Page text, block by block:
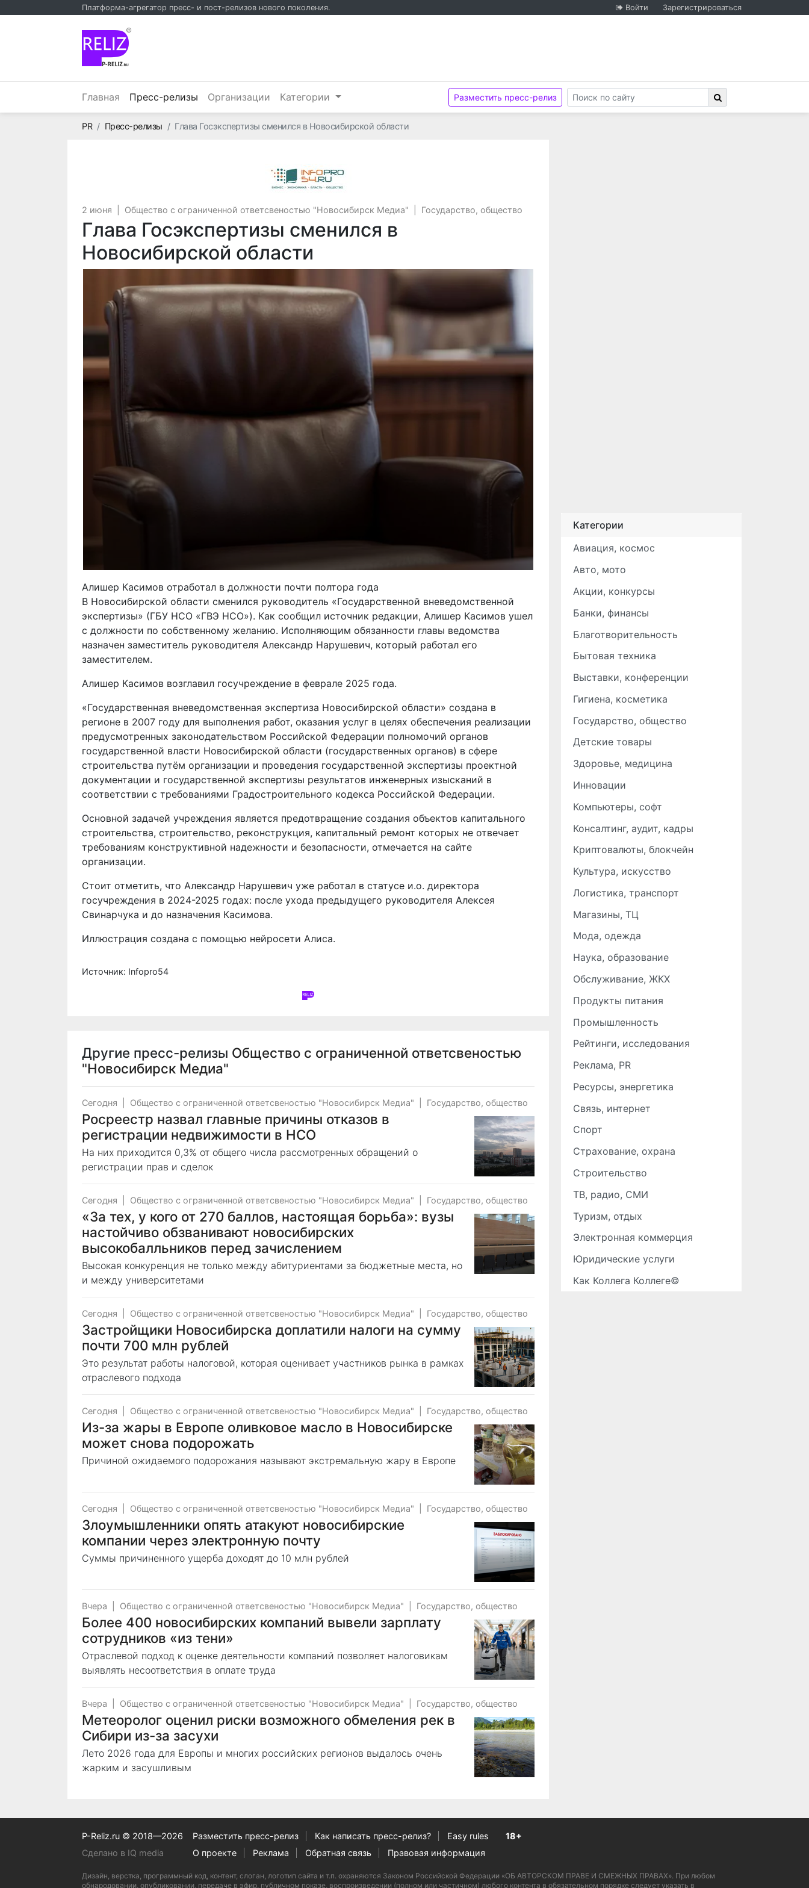
Платформа-агрегатор пресс- и пост-релизов нового поколения. Войти Зарегистрироваться
©
Главная Пресс-релизы (текущий)
Организации Категории Разместить пресс-релиз
PRГлавная
Пресс-релизы Глава Госэкспертизы сменился в Новосибирской области
2 июня Общество с ограниченной ответсвеностью "Новосибирск Медиа" Государство, общество
Глава Госэкспертизы сменился в
Новосибирской области
Алишер Касимов отработал в должности почти полтора года
В Новосибирской области сменился руководитель «Государственной вневедомственной
экспертизы» (ГБУ НСО «ГВЭ НСО»). Как сообщил источник редакции, Алишер Касимов ушел
с должности по собственному желанию. Исполняющим обязанности главы ведомства
назначен заместитель руководителя Александр Нарушевич, который работал его
заместителем.
Алишер Касимов возглавил госучреждение в феврале 2025 года.
«Государственная вневедомственная экспертиза Новосибирской области» создана в
регионе в 2007 году для выполнения работ, оказания услуг в целях обеспечения реализации
предусмотренных законодательством Российской Федерации полномочий органов
государственной власти Новосибирской области (государственных органов) в сфере
строительства путём организации и проведения государственной экспертизы проектной
документации и государственной экспертизы результатов инженерных изысканий в
соответствии с требованиями Градостроительного кодекса Российской Федерации.
Основной задачей учреждения является предотвращение создания объектов капитального
строительства, строительство, реконструкция, капитальный ремонт которых не отвечает
требованиям конструктивной надежности и безопасности, отмечается на сайте
организации.
Стоит отметить, что Александр Нарушевич уже работал в статусе и.о. директора
госучреждения в 2024-2025 годах: после ухода предыдущего руководителя Алексея
Свинарчука и до назначения Касимова.
Иллюстрация создана с помощью нейросети Алиса.
Источник: Infopro54
Другие пресс-релизы Общество с ограниченной ответсвеностью
"Новосибирск Медиа"
Сегодня Общество с ограниченной ответсвеностью "Новосибирск Медиа" Государство, общество
Росреестр назвал главные причины отказов в
регистрации недвижимости в НСО
На них приходится 0,3% от общего числа рассмотренных обращений о
регистрации прав и сделок
Сегодня Общество с ограниченной ответсвеностью "Новосибирск Медиа" Государство, общество
«За тех, у кого от 270 баллов, настоящая борьба»: вузы
настойчиво обзванивают новосибирских
высокобалльников перед зачислением
Высокая конкуренция не только между абитуриентами за бюджетные места, но
и между университетами
Сегодня Общество с ограниченной ответсвеностью "Новосибирск Медиа" Государство, общество
Застройщики Новосибирска доплатили налоги на сумму
почти 700 млн рублей
Это результат работы налоговой, которая оценивает участников рынка в рамках
отраслевого подхода
Сегодня Общество с ограниченной ответсвеностью "Новосибирск Медиа" Государство, общество
Из-за жары в Европе оливковое масло в Новосибирске
может снова подорожать
Причиной ожидаемого подорожания называют экстремальную жару в Европе
Сегодня Общество с ограниченной ответсвеностью "Новосибирск Медиа" Государство, общество
Злоумышленники опять атакуют новосибирские
компании через электронную почту
Суммы причиненного ущерба доходят до 10 млн рублей
Вчера Общество с ограниченной ответсвеностью "Новосибирск Медиа" Государство, общество
Более 400 новосибирских компаний вывели зарплату
сотрудников «из тени»
Отраслевой подход к оценке деятельности компаний позволяет налоговикам
выявлять несоответствия в оплате труда
Вчера Общество с ограниченной ответсвеностью "Новосибирск Медиа" Государство, общество
Метеоролог оценил риски возможного обмеления рек в
Сибири из-за засухи
Лето 2026 года для Европы и многих российских регионов выдалось очень
жарким и засушливым
Категории
Авиация, космос
Авто, мото
Акции, конкурсы
Банки, финансы
Благотворительность
Бытовая техника
Выставки, конференции
Гигиена, косметика
Государство, общество
Детские товары
Здоровье, медицина
Инновации
Компьютеры, софт
Консалтинг, аудит, кадры
Криптовалюты, блокчейн
Культура, искусство
Логистика, транспорт
Магазины, ТЦ
Мода, одежда
Наука, образование
Обслуживание, ЖКХ
Продукты питания
Промышленность
Рейтинги, исследования
Реклама, PR
Ресурсы, энергетика
Связь, интернет
Спорт
Страхование, охрана
Строительство
ТВ, радио, СМИ
Туризм, отдых
Электронная коммерция
Юридические услуги
Как Коллега Коллеге©
P-Reliz.ru © 2018—2026
Сделано в IQ media
Разместить пресс-релиз Как написать пресс-релиз? Easy rules
18+
О проекте
Реклама Обратная связь Правовая информация
Дизайн, верстка, программный код, контент, слоган, логотип сайта и т.п. охраняются Законом Российской Федерации «ОБ АВТОРСКОМ ПРАВЕ И СМЕЖНЫХ ПРАВАХ». При любом
обнародовании, опубликовании, передаче в эфир, публичном показе, воспроизведении (полном или частичном) любого контента в обязательном порядке следует указать в